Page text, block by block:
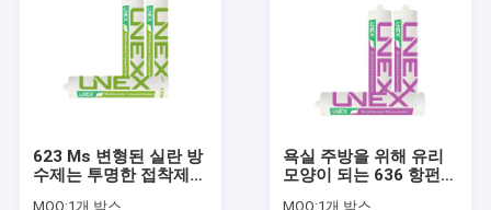
623 Ms 변형된 실란 방
수제는 투명한 접착제
MOQ:1개 박스
욕실 주방을 위해 유리
모양이 되는 636 항펀갈
MOQ:1개 박스